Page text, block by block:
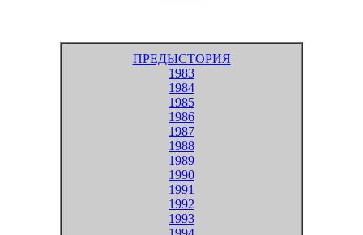
ПРЕДЫСТОРИЯ
1983
1984
1985
1986
1987
1988
1989
1990
1991
1992
1993